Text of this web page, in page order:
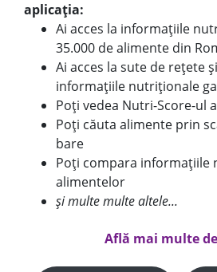
aplicația:
Ai acces la informațiile
35.000 de alimente din
Ai acces la sute de rețete
informațiile nutriționale
Poți vedea Nutri-Score-ul
Poți căuta alimente prin
bare
Poți compara informațiile
alimentelor
și multe multe altele...
Află mai multe